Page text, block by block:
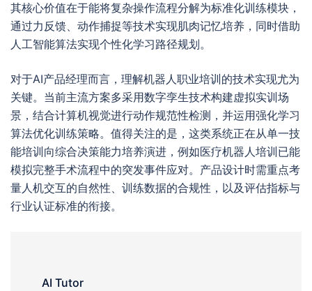
其核心价值在于能将复杂操作流程分解为标准化训练模块，
通过力反馈、动作捕捉等技术实现肌肉记忆培养，同时借助
人工智能算法实现个性化学习路径规划。
对于AI产品经理而言，理解机器人职业培训的技术实现尤为
关键。当前主流方案多采用数字孪生技术构建虚拟实训场
景，结合计算机视觉进行动作规范性检测，并运用强化学习
算法优化训练策略。值得关注的是，这类系统正在从单一技
能培训向综合决策能力培养演进，例如医疗机器人培训已能
模拟完整手术流程中的突发事件应对。产品设计时需重点考
量人机交互的自然性、训练数据的合规性，以及评估指标与
行业认证标准的衔接。
AI Tutor